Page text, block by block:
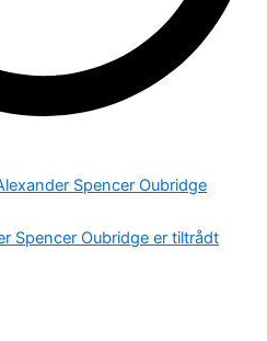
Spencer Oubridge
Spencer Oubridge er tiltrådt